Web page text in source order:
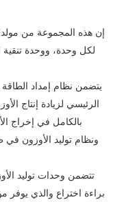
إن هذه المجموعة من
لكل وحدة، ووحدة تنقية
يتضمن نظام إمداد الطاقة
الرئيسي لزيادة إنتاج
بالكامل في إخراج
ونظام توليد الأوزون
تتضمن وحدات توليد
براءة اختراع والذي يوفر